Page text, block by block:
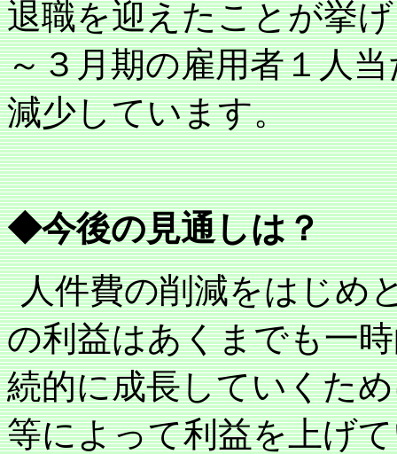
退職を迎えたことが挙
～３月期の雇用者１人
減少しています。
◆今後の見通しは？
人件費の削減をはじめ
の利益はあくまでも一
続的に成長していくた
等によって利益を上げ